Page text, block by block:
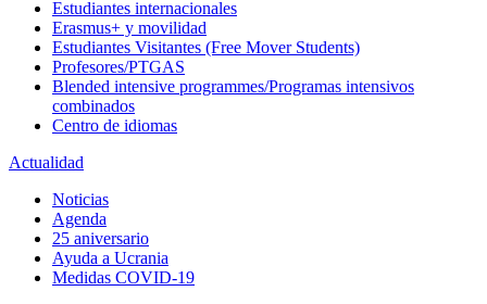
Estudiantes internacionales
Erasmus+ y movilidad
Estudiantes Visitantes (Free Mover Students)
Profesores/PTGAS
Blended intensive programmes/Programas intensivos
combinados
Centro de idiomas
Actualidad
Noticias
Agenda
25 aniversario
Ayuda a Ucrania
Medidas COVID-19